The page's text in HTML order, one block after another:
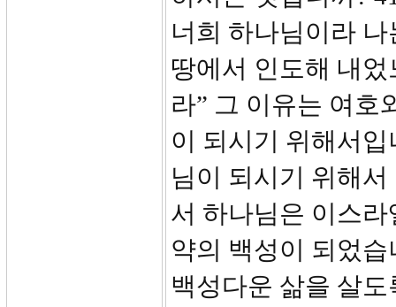
너희 하나님이라
땅에서 인도해 내
라” 그 이유는 여호
이 되시기 위해서
님이 되시기 위해
서 하나님은 이스
약의 백성이 되었
백성다운 삶을 살